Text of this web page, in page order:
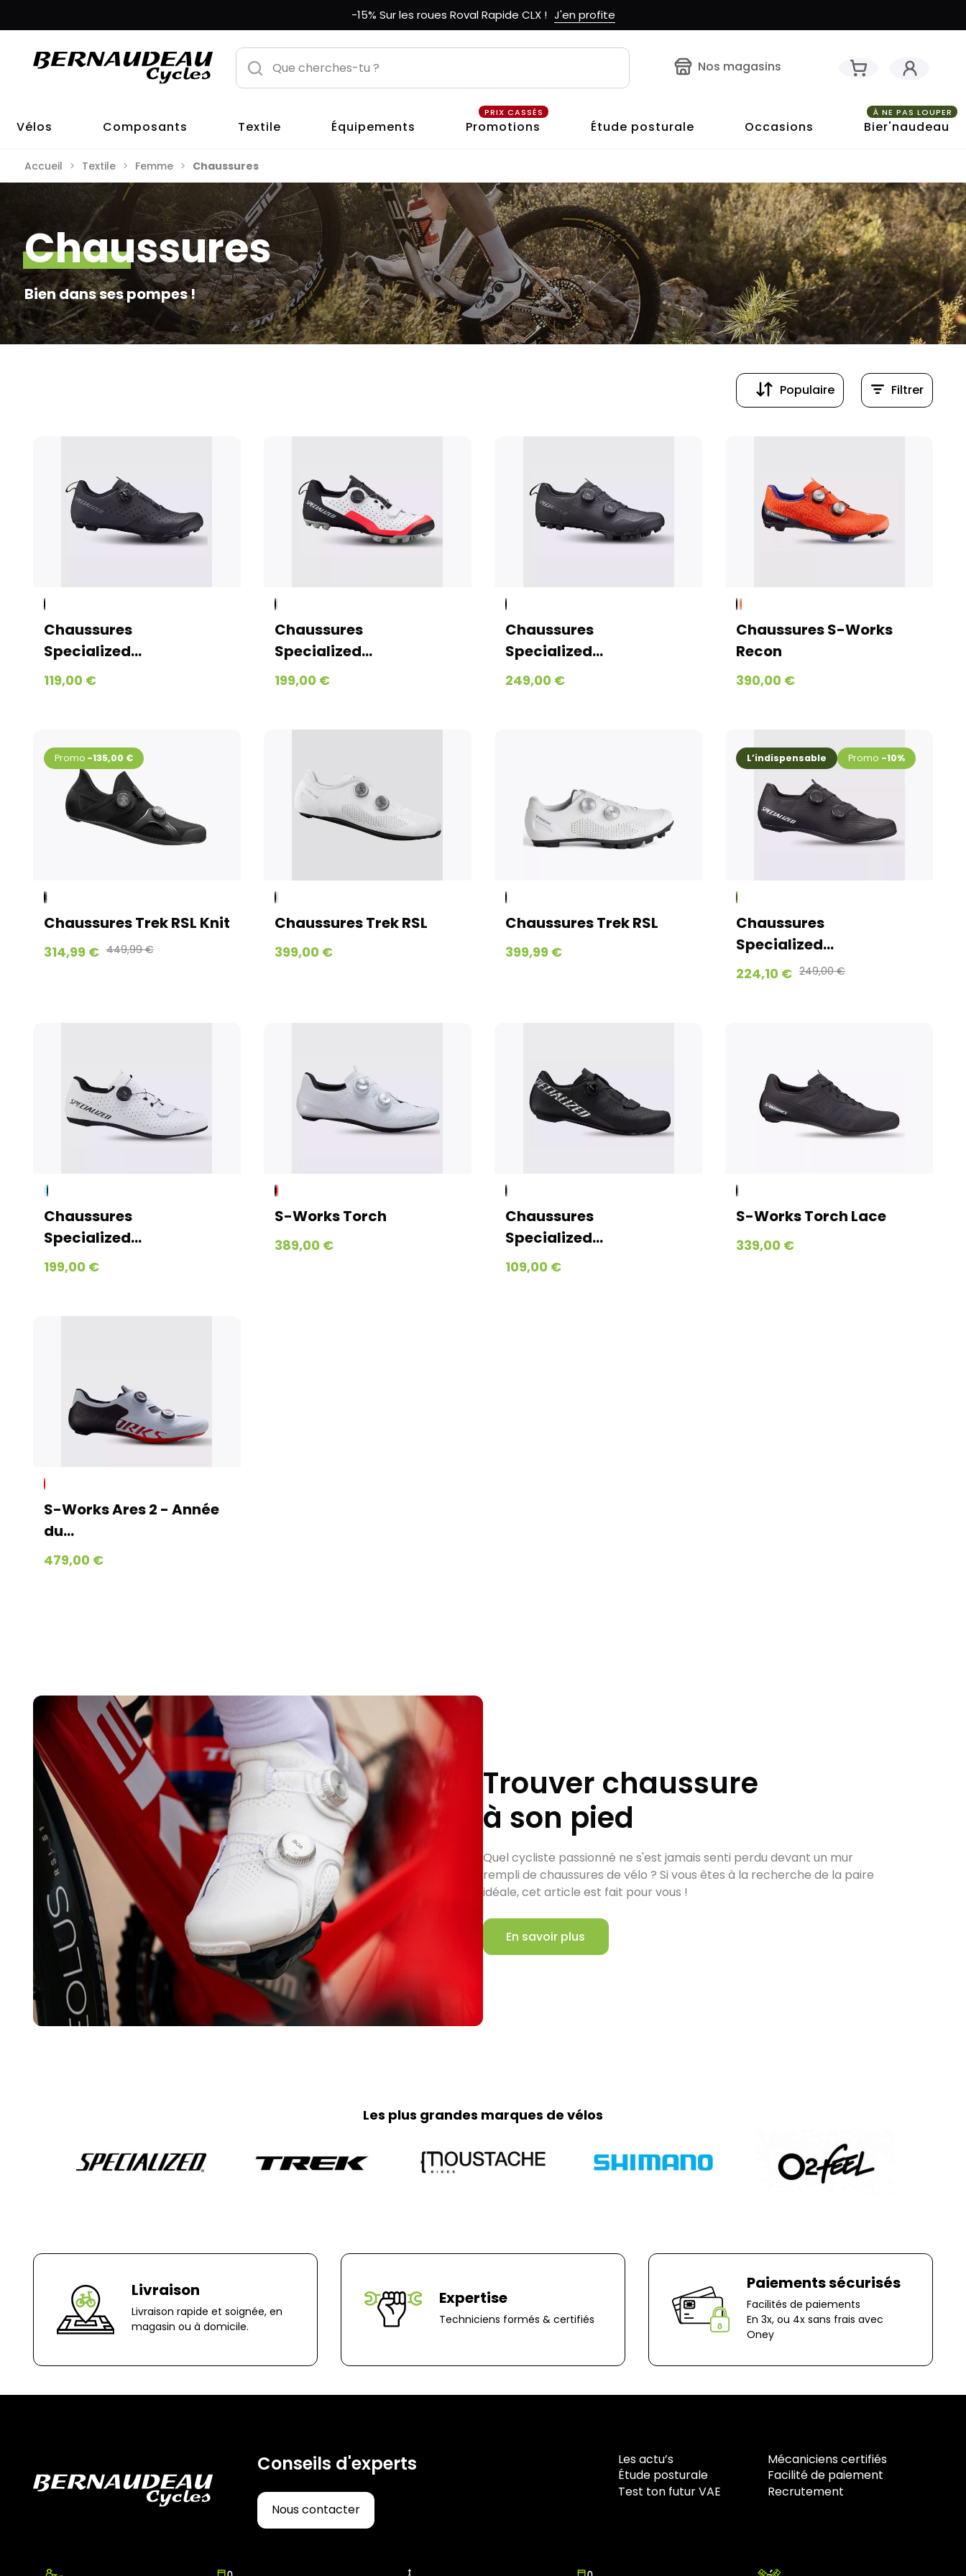
-15% Sur les roues Roval Rapide CLX ! J'en profite
Nos magasins
Vélos Composants Textile Équipements Promotions
PRIX CASSÉS
Étude posturale Occasions Bier'naudeau
À NE PAS LOUPER
Accueil Textile Femme Chaussures
Chaussures
Bien dans ses pompes !
Populaire Filtrer
Chaussures
Specialized...
119,00 €
Chaussures
Specialized...
199,00 €
Chaussures
Specialized...
249,00 €
Chaussures S-Works
Recon
390,00 €
-135,00 €
Chaussures Trek RSL Knit
314,99 € 449,99 €
Chaussures Trek RSL
399,00 €
Chaussures Trek RSL
399,99 €
L’indispensable -10%
Chaussures
Specialized...
224,10 € 249,00 €
Chaussures
Specialized...
199,00 €
S-Works Torch
389,00 €
Chaussures
Specialized...
109,00 €
S-Works Torch Lace
339,00 €
S-Works Ares 2 - Année
du...
479,00 €
Trouver chaussure
à son pied
Quel cycliste passionné ne s'est jamais senti perdu devant un mur
rempli de chaussures de vélo ? Si vous êtes à la recherche de la paire
idéale, cet article est fait pour vous !
En savoir plus
Les plus grandes marques de vélos
Livraison
Livraison rapide et soignée, en
magasin ou à domicile.
Expertise
Techniciens formés & certifiés
Paiements sécurisés
Facilités de paiements
En 3x, ou 4x sans frais avec
Oney
Conseils d'experts
Nous contacter
Les actu’s
Mécaniciens certifiés
Étude posturale
Facilité de paiement
Test ton futur VAE
Recrutement